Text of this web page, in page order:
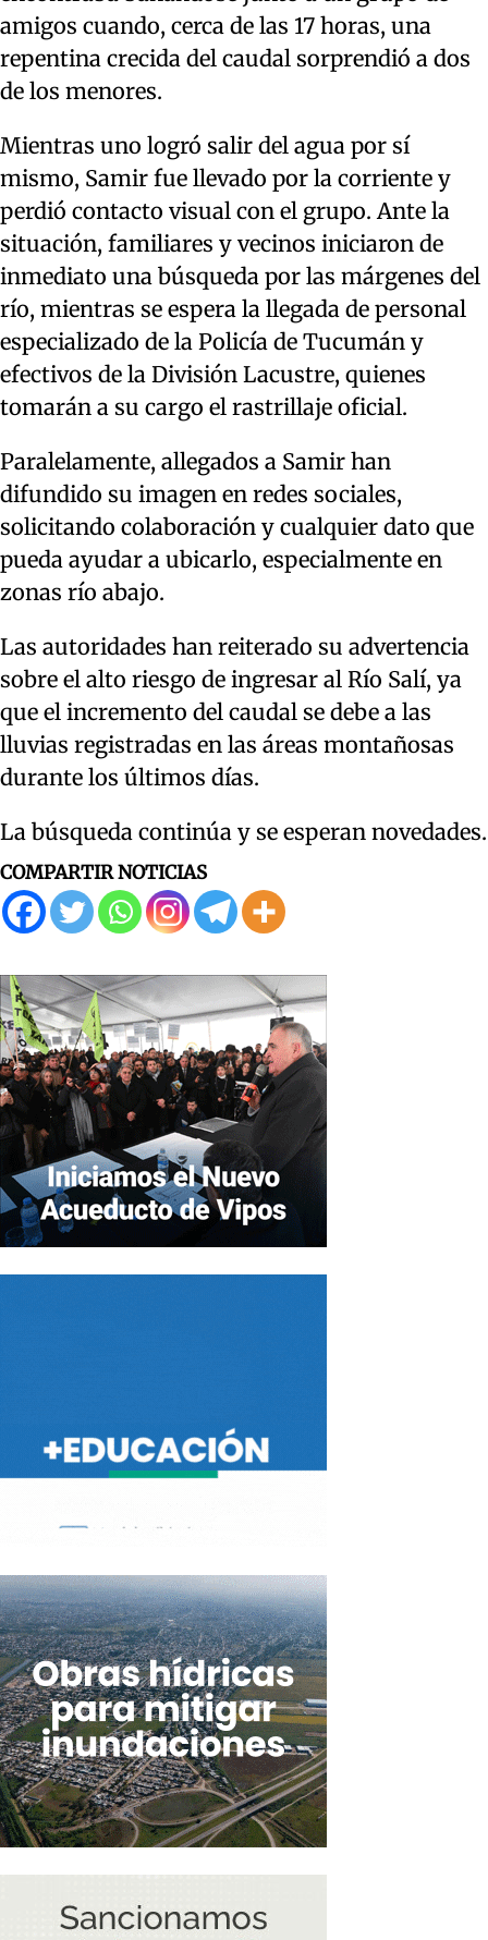
amigos cuando, cerca de las 17 horas, una
repentina crecida del caudal sorprendió a dos
de los menores.
Mientras uno logró salir del agua por sí
mismo, Samir fue llevado por la corriente y
perdió contacto visual con el grupo. Ante la
situación, familiares y vecinos iniciaron de
inmediato una búsqueda por las márgenes del
río, mientras se espera la llegada de personal
especializado de la Policía de Tucumán y
efectivos de la División Lacustre, quienes
tomarán a su cargo el rastrillaje oficial.
Paralelamente, allegados a Samir han
difundido su imagen en redes sociales,
solicitando colaboración y cualquier dato que
pueda ayudar a ubicarlo, especialmente en
zonas río abajo.
Las autoridades han reiterado su advertencia
sobre el alto riesgo de ingresar al Río Salí, ya
que el incremento del caudal se debe a las
lluvias registradas en las áreas montañosas
durante los últimos días.
La búsqueda continúa y se esperan novedades.
COMPARTIR NOTICIAS